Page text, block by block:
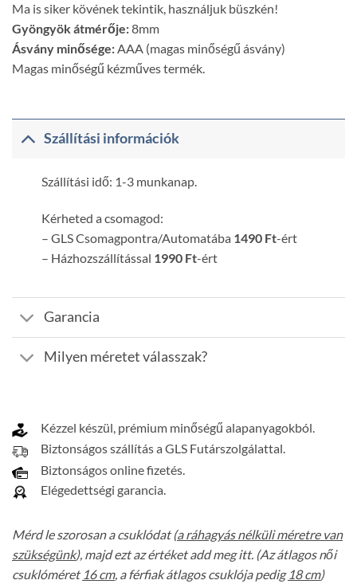
Ma is siker kövének tekintik, használjuk büszkén!
Gyöngyök átmérője:8mm
Ásvány minősége:AAA (magas minőségű ásvány)
Magas minőségű kézműves termék.
Szállítási információk
Szállítási idő: 1-3 munkanap.
Kérheted a csomagod:
– GLS Csomagpontra/Automatába 1490 Ft-ért
– Házhozszállítással 1990 Ft-ért
Garancia
Milyen méretet válasszak?
Kézzel készül, prémium minőségű alapanyagokból.
Biztonságos szállítás a GLS Futárszolgálattal.
Biztonságos online fizetés.
Elégedettségi garancia.
Mérd le szorosan a csuklódat (a ráhagyás nélküli méretre van
szükségünk), majd ezt az értéket add meg itt. (Az átlagos női
csuklóméret 16 cm, a férfiak átlagos csuklója pedig 18 cm)